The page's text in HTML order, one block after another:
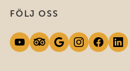
FÖLJ OSS